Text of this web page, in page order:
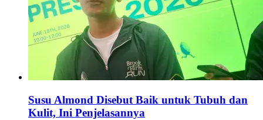
Susu Almond Disebut Baik untuk Tubuh dan
Kulit, Ini Penjelasannya